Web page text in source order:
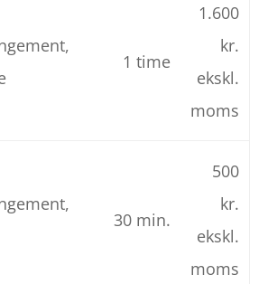
1 time
1.600
kr.
ekskl.
moms
30 min.
500
kr.
ekskl.
moms